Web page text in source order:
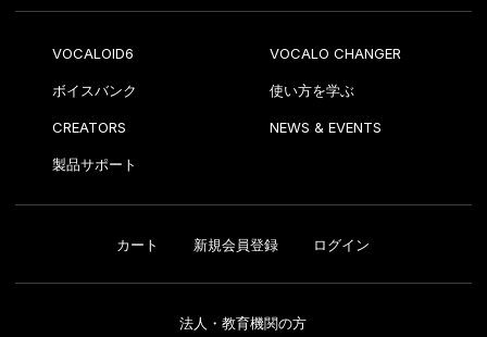
VOCALOID6 VOCALO CHANGER
ボイスバンク 使い方を学ぶ
CREATORS NEWS & EVENTS
製品サポート
カート 新規会員登録 ログイン
法人・教育機関の方